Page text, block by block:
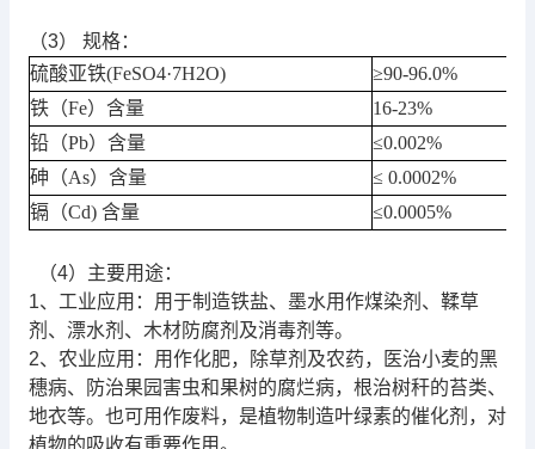
（3） 规格：
硫酸亚铁(FeSO4·7H2O)
≥90-96.0%
铁（Fe）含量
16-23%
铅（Pb）含量
≤0.002%
砷（As）含量
≤ 0.0002%
镉（Cd) 含量 ≤0.0005%
（4）主要用途：
1、工业应用：用于制造铁盐、墨水用作煤染剂、鞣草
剂、漂水剂、木材防腐剂及消毒剂等。
2、农业应用：用作化肥，除草剂及农药，医治小麦的黑
穗病、防治果园害虫和果树的腐烂病，根治树秆的苔类、
地衣等。也可用作废料，是植物制造叶绿素的催化剂，对
植物的吸收有重要作用。